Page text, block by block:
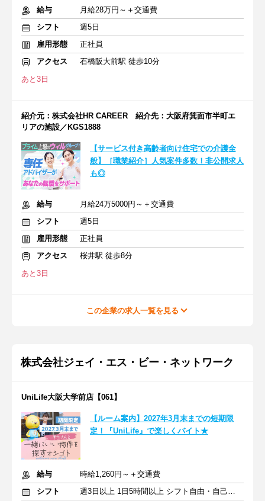
給与
月給28万円～＋交通費
シフト
週5日
雇用形態
正社員
アクセス
石橋阪大前駅 徒歩10分
あと3日
紹介元：株式会社HR CAREER 紹介先：大阪府箕面市半町エ
リアの施設／KGS1888
【サービス付き高齢者向け住宅での介護全
般】［職業紹介］人気案件多数！非公開求人
も◎
給与
月給24万5000円～＋交通費
シフト
週5日
雇用形態
正社員
アクセス
桜井駅 徒歩8分
あと3日
この企業の求人一覧を見る
株式会社ジェイ・エス・ビー・ネットワーク
UniLife大阪大学前店【061】
【ルーム案内】2027年3月末までの短期限
定！『UniLife』で楽しくバイト★
給与
時給1,260円～＋交通費
シフト
週3日以上 1日5時間以上 シフト自由・自己申告